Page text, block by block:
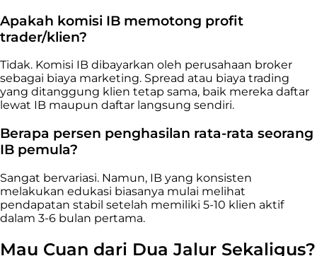
Apakah komisi IB memotong profit
trader/klien?
Tidak. Komisi IB dibayarkan oleh perusahaan broker
sebagai biaya marketing. Spread atau biaya trading
yang ditanggung klien tetap sama, baik mereka daftar
lewat IB maupun daftar langsung sendiri.
Berapa persen penghasilan rata-rata seorang
IB pemula?
Sangat bervariasi. Namun, IB yang konsisten
melakukan edukasi biasanya mulai melihat
pendapatan stabil setelah memiliki 5-10 klien aktif
dalam 3-6 bulan pertama.
Mau Cuan dari Dua Jalur Sekaligus?